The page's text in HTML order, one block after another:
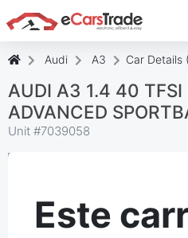
Instale a aplicação web
ao seu ecrã inicial e
Audi A3 Car Details
AUDI A3 1.4 40 TFSI
ADVANCED
Unit #7039058
Este